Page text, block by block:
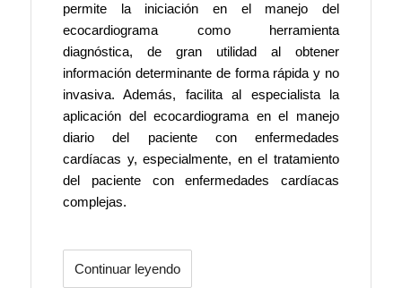
permite la iniciación en el manejo del
ecocardiograma como herramienta
diagnóstica, de gran utilidad al obtener
información determinante de forma rápida y no
invasiva. Además, facilita al especialista la
aplicación del ecocardiograma en el manejo
diario del paciente con enfermedades
cardíacas y, especialmente, en el tratamiento
del paciente con enfermedades cardíacas
complejas.
Continuar leyendo